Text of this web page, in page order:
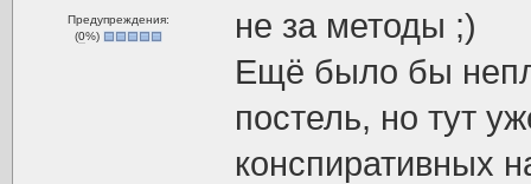
Предупреждения:
(0%)
не за методы ;)
Ещё было бы
постель, но тут
конспиративных